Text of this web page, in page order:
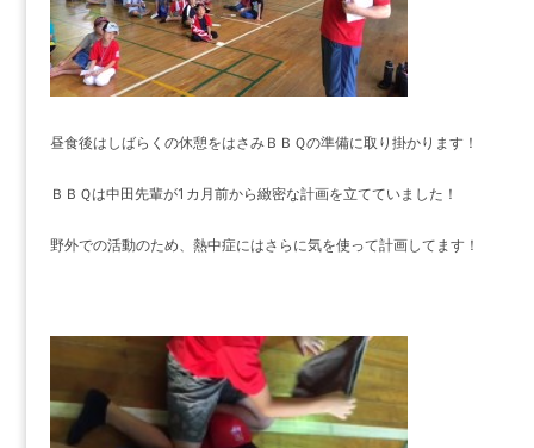
昼食後はしばらくの休憩をはさみＢＢＱの準備に取り掛かります！
ＢＢＱは中田先輩が1カ月前から緻密な計画を立てていました！
野外での活動のため、熱中症にはさらに気を使って計画してます！